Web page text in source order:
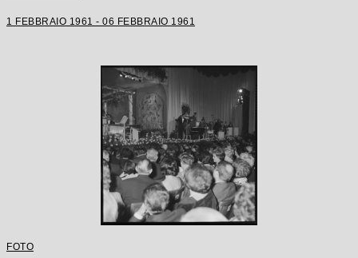
1 FEBBRAIO 1961 - 06 FEBBRAIO 1961
FOTO